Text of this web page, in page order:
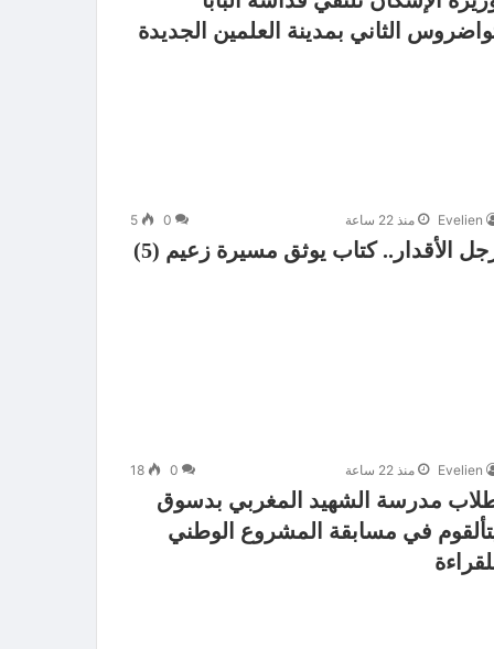
الثاني بمدينة العلمين الجديدة
Evelien منذ 22 ساعة 0
5
الأقدار.. كتاب يوثق مسيرة زعيم (5)
Evelien منذ 22 ساعة 0
18
مدرسة الشهيد المغربي بدسوق
في مسابقة المشروع الوطني